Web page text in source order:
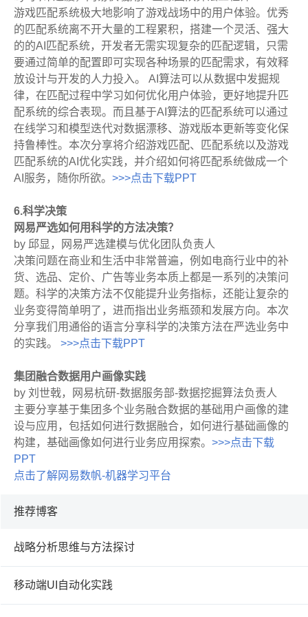
游戏匹配系统极大地影响了游戏战场中的用户体验。优秀
的匹配系统离不开大量的工程累积，搭建一个灵活、强大
的的AI匹配系统，开发者无需实现复杂的匹配逻辑，只需
要通过简单的配置即可实现各种场景的匹配需求，有效释
放设计与开发的人力投入。 AI算法可以从数据中发掘规
律，在匹配过程中学习如何优化用户体验，更好地提升匹
配系统的综合表现。而且基于AI算法的匹配系统可以通过
在线学习和模型迭代对数据漂移、游戏版本更新等变化保
持鲁棒性。本次分享将介绍游戏匹配、匹配系统以及游戏
匹配系统的AI优化实践，并介绍如何将匹配系统做成一个
AI服务，随你所欲。 >>>点击下载PPT
6.科学决策
网易严选如何用科学的方法决策？
by 邱显，网易严选建模与优化团队负责人
决策问题在商业和生活中非常普遍，例如电商行业中的补
货、选品、定价、广告等业务本质上都是一系列的决策问
题。科学的决策方法不仅能提升业务指标，还能让复杂的
业务变得简单明了，进而指出业务瓶颈和发展方向。本次
分享我们用通俗的语言分享科学的决策方法在严选业务中
的实践。 >>>点击下载PPT
集团融合数据用户画像实践
by 刘世戟，网易杭研-数据服务部-数据挖掘算法负责人
主要分享基于集团多个业务融合数据的基础用户画像的建
设与应用，包括如何进行数据融合，如何进行基础画像的
构建，基础画像如何进行业务应用探索。 >>>点击下载
PPT
点击了解网易数帆-机器学习平台
推荐博客
战略分析思维与方法探讨
移动端UI自动化实践